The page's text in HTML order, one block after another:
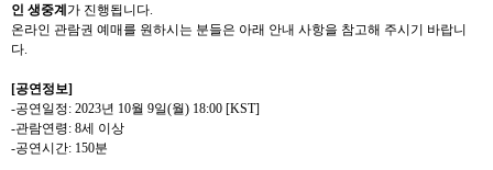
인 생중계 가 진행됩니다.
온라인 관람권 예매를 원하시는 분들은 아래 안내 사항을 참고해 주시기 바랍니
다.
[공연정보]
-공연일정: 2023년 10월 9일(월) 18:00 [KST]
-관람연령: 8세 이상
-공연시간: 150분